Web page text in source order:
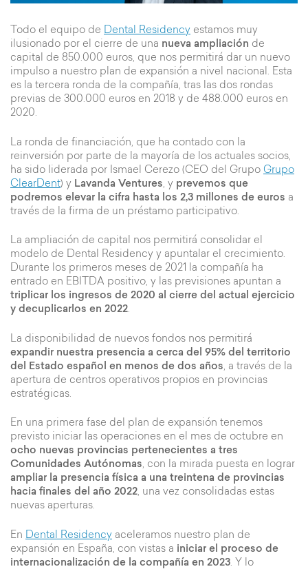
Todo el equipo de Dental Residency estamos muy
ilusionado por el cierre de una nueva ampliación de
capital de 850.000 euros, que nos permitirá dar un nuevo
impulso a nuestro plan de expansión a nivel nacional. Esta
es la tercera ronda de la compañía, tras las dos rondas
previas de 300.000 euros en 2018 y de 488.000 euros en
2020.
La ronda de financiación, que ha contado con la
reinversión por parte de la mayoría de los actuales socios,
ha sido liderada por Ismael Cerezo (CEO del Grupo Grupo
ClearDent) y Lavanda Ventures, y prevemos que
podremos elevar la cifra hasta los 2,3 millones de euros a
través de la firma de un préstamo participativo.
La ampliación de capital nos permitirá consolidar el
modelo de Dental Residency y apuntalar el crecimiento.
Durante los primeros meses de 2021 la compañía ha
entrado en EBITDA positivo, y las previsiones apuntan a
triplicar los ingresos de 2020 al cierre del actual ejercicio
y decuplicarlos en 2022.
La disponibilidad de nuevos fondos nos permitirá
expandir nuestra presencia a cerca del 95% del territorio
del Estado español en menos de dos años, a través de la
apertura de centros operativos propios en provincias
estratégicas.
En una primera fase del plan de expansión tenemos
previsto iniciar las operaciones en el mes de octubre en
ocho nuevas provincias pertenecientes a tres
Comunidades Autónomas, con la mirada puesta en lograr
ampliar la presencia física a una treintena de provincias
hacia finales del año 2022, una vez consolidadas estas
nuevas aperturas.
En Dental Residency aceleramos nuestro plan de
expansión en España, con vistas a iniciar el proceso de
internacionalización de la compañía en 2023. Y lo